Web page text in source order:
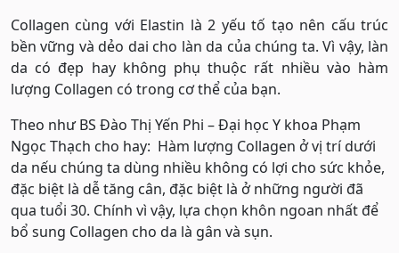
Collagen cùng với Elastin là 2 yếu tố tạo nên cấu trúc
bền vững và dẻo dai cho làn da của chúng ta. Vì vậy, làn
da có đẹp hay không phụ thuộc rất nhiều vào hàm
lượng Collagen có trong cơ thể của bạn.
Theo như BS Đào Thị Yến Phi – Đại học Y khoa Phạm
Ngọc Thạch cho hay: Hàm lượng Collagen ở vị trí dưới
da nếu chúng ta dùng nhiều không có lợi cho sức khỏe,
đặc biệt là dễ tăng cân, đặc biệt là ở những người đã
qua tuổi 30. Chính vì vậy, lựa chọn khôn ngoan nhất để
bổ sung Collagen cho da là gân và sụn.